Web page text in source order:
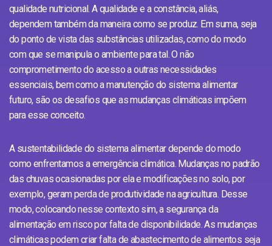
qualidade nutricional. A qualidade e a constância, aliás,
dependem também da maneira como se produz. Em suma, seja
do ponto de vista das substâncias utilizadas, como do modo
com que se manipula o ambiente para tal. O não
comprometimento do acesso a outras necessidades
essenciais, bem como a manutenção do sistema alimentar
futuro, são os desafios que as mudanças climáticas impõem
para esse conceito.
A sustentabilidade do sistema alimentar depende do modo
como enfrentamos a emergência climática. Mudanças no padrão
das chuvas ocasionadas por ela e modificações no solo, por
exemplo, geram perda de produtividade na agricultura. Desse
modo, colocando nesse contexto sim, a segurança da
alimentação em risco por falta de disponibilidade. As mudanças
climáticas podem criar falta de abastecimento de alimentos seja